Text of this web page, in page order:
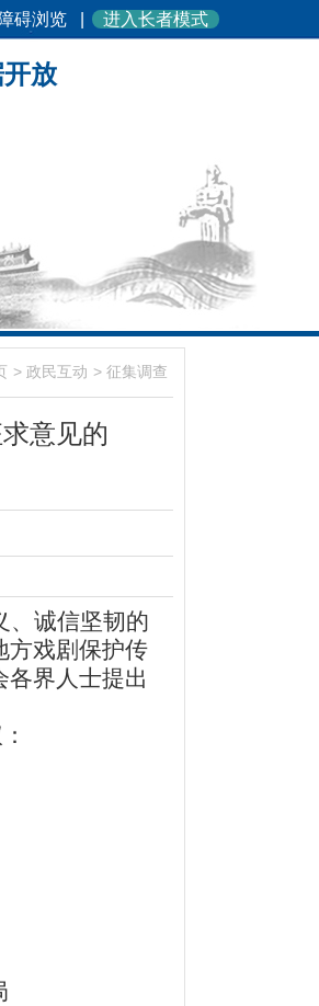
碍浏览 进入长者模式
放
> 政民互动 > 征集调查
意见的
、诚信坚韧的
方戏剧保护传
界人士提出